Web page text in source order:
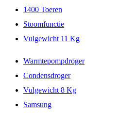
1400 Toeren
Stoomfunctie
Vulgewicht 11 Kg
Warmtepompdroger
Condensdroger
Vulgewicht 8 Kg
Samsung